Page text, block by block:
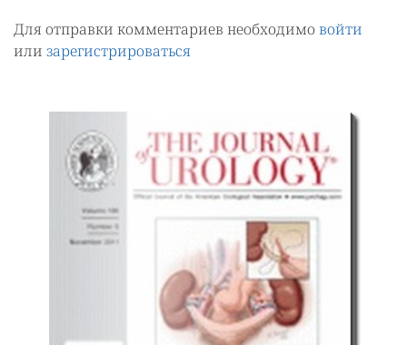
Для отправки комментариев необходимо войти
или зарегистрироваться